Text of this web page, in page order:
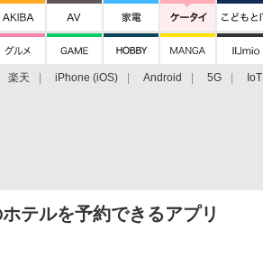
楽天 iPhone (iOS) Android 5G IoT
テルを予約できるアプリ